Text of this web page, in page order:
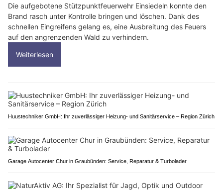
Die aufgebotene Stützpunktfeuerwehr Einsiedeln konnte den
Brand rasch unter Kontrolle bringen und löschen. Dank des
schnellen Eingreifens gelang es, eine Ausbreitung des Feuers
auf den angrenzenden Wald zu verhindern.
Weiterlesen
Huustechniker GmbH: Ihr zuverlässiger Heizung- und Sanitärservice – Region Zürich
Garage Autocenter Chur in Graubünden: Service, Reparatur & Turbolader